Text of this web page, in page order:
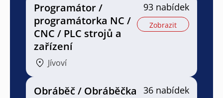
Programátor /
programátorka NC /
CNC / PLC strojů a
zařízení
Jívoví
93 nabídek
Zobrazit
Obráběč / Obráběčka 36 nabídek